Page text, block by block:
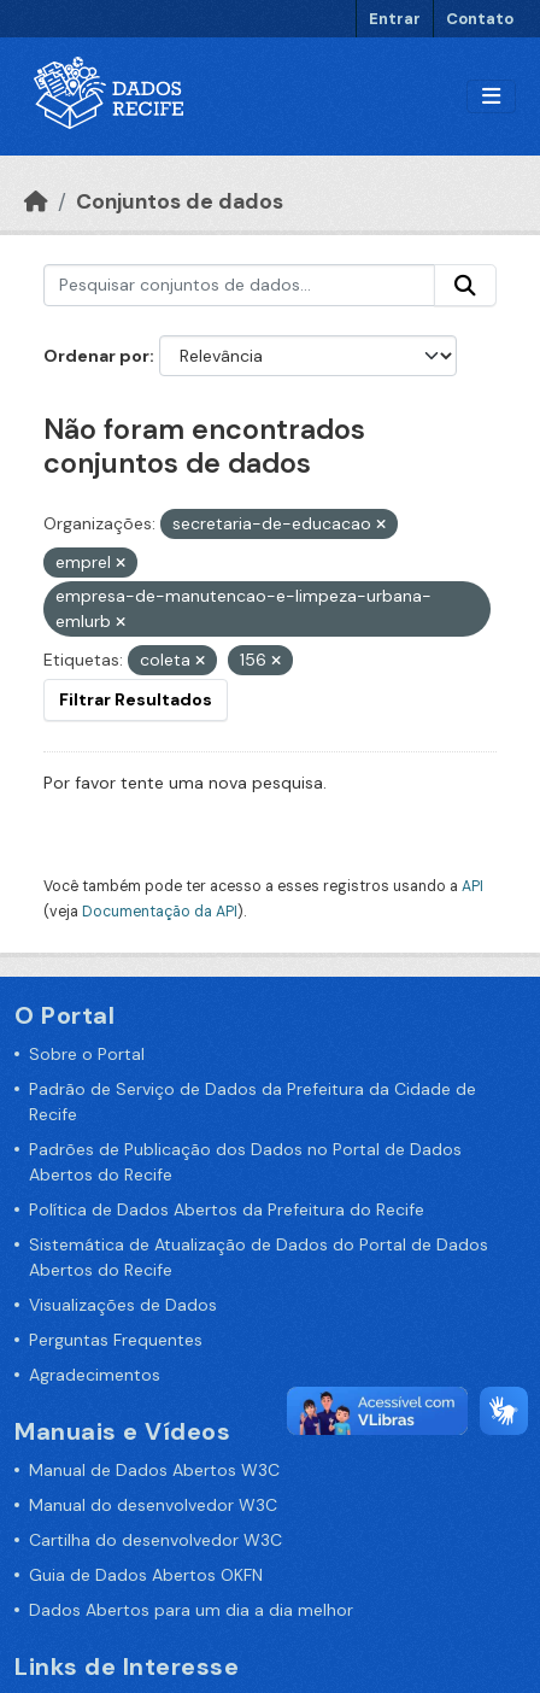
Entrar Contato
Conjuntos de dados
Ordenar por
Não foram encontrados
conjuntos de dados
Organizações:
secretaria-de-educacao
emprel
empresa-de-manutencao-e-limpeza-urbana-
emlurb
Etiquetas:
coleta
156
Filtrar Resultados
Por favor tente uma nova pesquisa.
Você também pode ter acesso a esses registros usando a API
(veja Documentação da API).
O Portal
Sobre o Portal
Padrão de Serviço de Dados da Prefeitura da Cidade de
Recife
Padrões de Publicação dos Dados no Portal de Dados
Abertos do Recife
Política de Dados Abertos da Prefeitura do Recife
Sistemática de Atualização de Dados do Portal de Dados
Abertos do Recife
Visualizações de Dados
Perguntas Frequentes
Agradecimentos
Manuais e Vídeos
Manual de Dados Abertos W3C
Manual do desenvolvedor W3C
Cartilha do desenvolvedor W3C
Guia de Dados Abertos OKFN
Dados Abertos para um dia a dia melhor
Links de Interesse